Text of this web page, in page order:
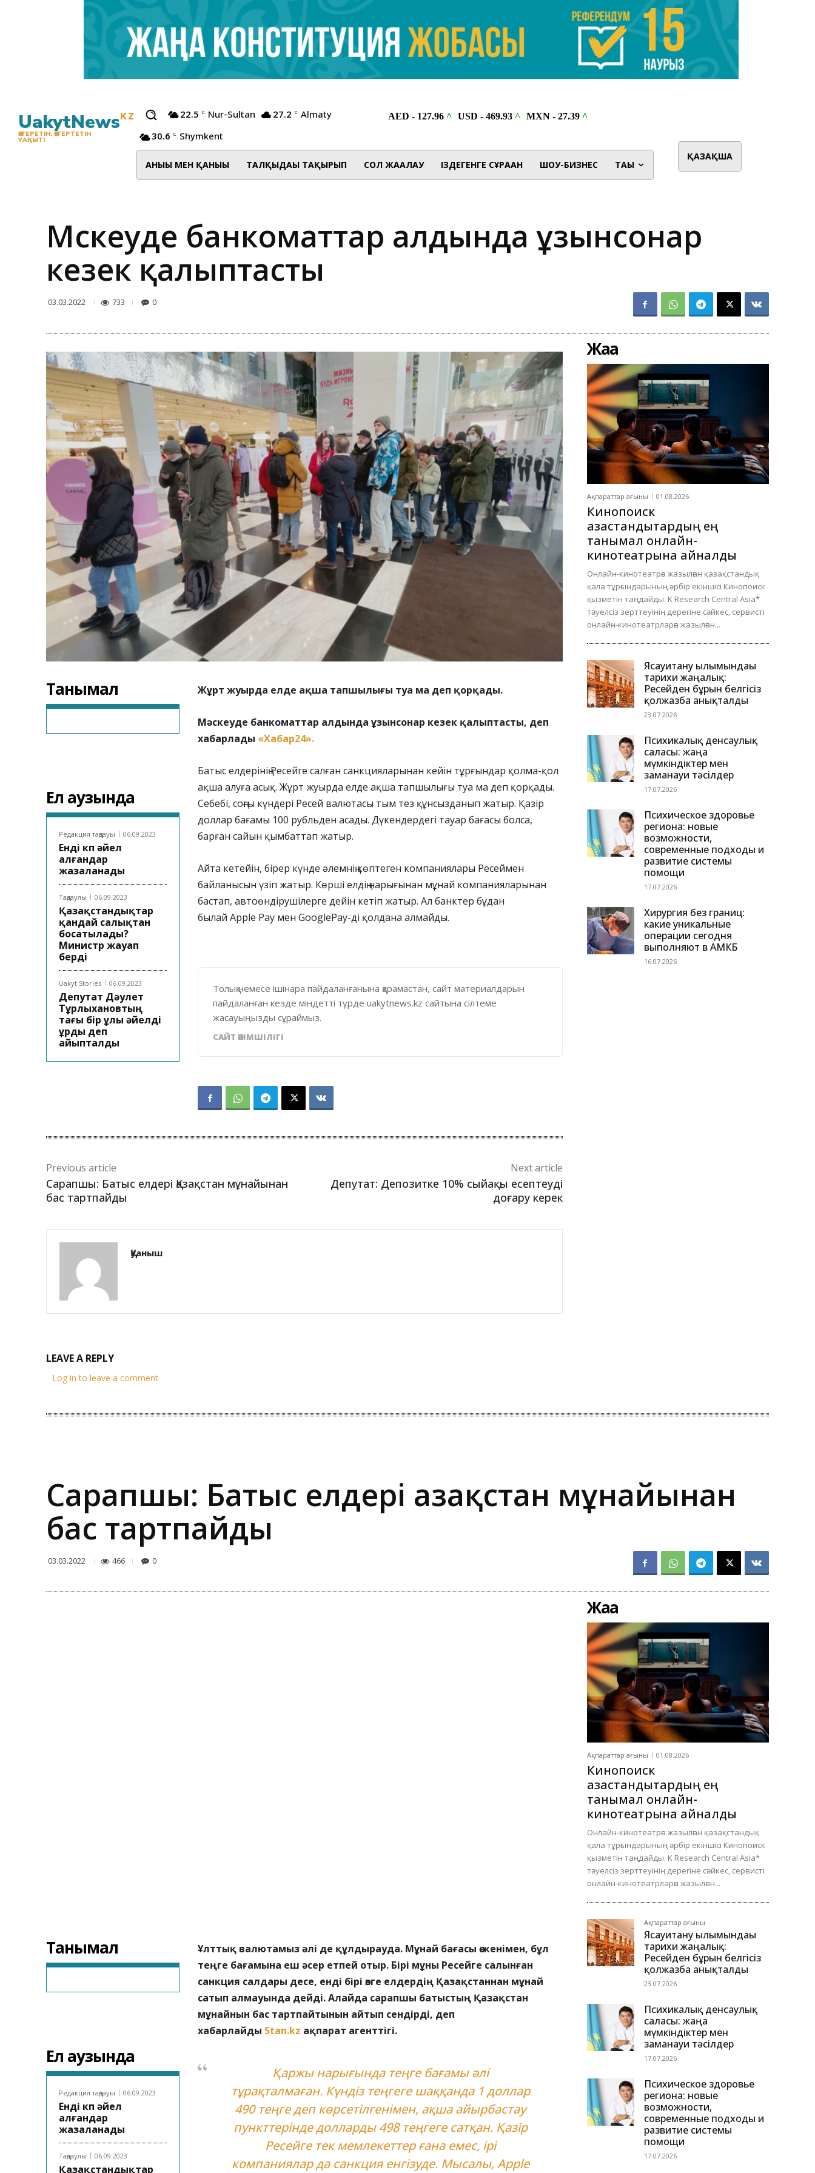
UakytNewsKZ
ӨЗГЕРЕТІН, ӨЗГЕРТЕТІН
УАҚЫТ!
22.5 C Nur-Sultan 27.2 C Almaty
30.6 C Shymkent
АНЫҒЫ МЕН ҚАНЫҒЫ ТАЛҚЫДАҒЫ ТАҚЫРЫП СОЛ ЖАҒАЛАУ ІЗДЕГЕНГЕ СҰРАҒАН ШОУ-БИЗНЕС ТАҒЫ
ҚАЗАҚША
Мәскеуде банкоматтар алдында ұзынсонар
кезек қалыптасты
03.03.2022 733 0
Танымал
Ел аузында
Редакция таңдауы 06.09.2023
Енді көп әйел
алғандар
жазаланады
Таңдаулы 06.09.2023
Қазақстандықтар
қандай салықтан
босатылады?
Министр жауап
берді
Uakyt Stories 06.09.2023
Депутат Дәулет
Тұрлыхановтың
тағы бір ұлы әйелді
ұрды деп
айыпталды
Жұрт жуырда елде ақша тапшылығы туа ма деп қорқады.
Мәскеуде банкоматтар алдында ұзынсонар кезек қалыптасты, деп
хабарлады «Хабар24».
Батыс елдерінің Ресейге салған санкцияларынан кейін тұрғындар қолма-қол
ақша алуға асық. Жұрт жуырда елде ақша тапшылығы туа ма деп қорқады.
Себебі, соңғы күндері Ресей валютасы тым тез құнсызданып жатыр. Қазір
доллар бағамы 100 рубльден асады. Дүкендердегі тауар бағасы болса,
барған сайын қымбаттап жатыр.
Айта кетейін, бірер күнде әлемнің көптеген компаниялары Ресеймен
байланысын үзіп жатыр. Көрші елдің нарығынан мұнай компанияларынан
бастап, автоөндірушілерге дейін кетіп жатыр. Ал банктер бұдан
былай Apple Pay мен GooglePay-ді қолдана алмайды.
Толық немесе ішінара пайдаланғанына қарамастан, сайт материалдарын
пайдаланған кезде міндетті түрде uakytnews.kz сайтына сілтеме
жасауыңызды сұраймыз.
САЙТ ӘКІМШІЛІГІ
Previous article
Сарапшы: Батыс елдері Қазақстан мұнайынан
бас тартпайды
Next article
Депутат: Депозитке 10% сыйақы есептеуді
доғару керек
Қуаныш
LEAVE A REPLY
Log in to leave a comment
Жаңа
Ақпараттар ағыны 01.08.2026
Кинопоиск
қазақстандықтардың ең
танымал онлайн-
кинотеатрына айналды
Онлайн-кинотеатрға жазылған қазақстандық
қала тұрғындарының әрбір екіншісі Кинопоиск
қызметін таңдайды. K Research Central Asia*
тәуелсіз зерттеуінің дерегіне сәйкес, сервисті
онлайн-кинотеатрларға жазылған...
Ясауитану ғылымындағы
тарихи жаңалық:
Ресейден бұрын белгісіз
қолжазба анықталды
23.07.2026
Психикалық денсаулық
саласы: жаңа
мүмкіндіктер мен
заманауи тәсілдер
17.07.2026
Психическое здоровье
региона: новые
возможности,
современные подходы и
развитие системы
помощи
17.07.2026
Хирургия без границ:
какие уникальные
операции сегодня
выполняют в АМКБ
16.07.2026